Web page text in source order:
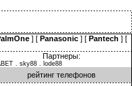
] [ Panasonic] [ Pantech ] [
Партнеры:
. sky88 . lode88
рейтинг телефонов